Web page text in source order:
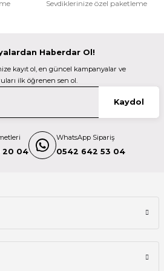
Şarj Aleti Canon Lp-E17 8.4V
TL
System ) V6560020E000
Sevdiklerinize özel paketleme
Haberdar Ol!
kayıt ol, en güncel kampanyalar ve
ilk öğrenen sen ol.
Kaydol
20 04
WhatsApp Sipariş
0542 642 53 04